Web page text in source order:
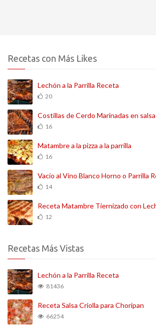
Recetas con Más Likes
Lechón a la Parrilla Receta
20
Costillas de Cerdo Marinadas en
16
Matambre a la pizza a la parrilla
16
Vacío al Vino Blanco Horno o Parrilla
14
Receta Matambre Tiernizado con
12
Recetas Más Vistas
Lechón a la Parrilla Receta
81436
Receta Salsa Criolla para Choripan
66254